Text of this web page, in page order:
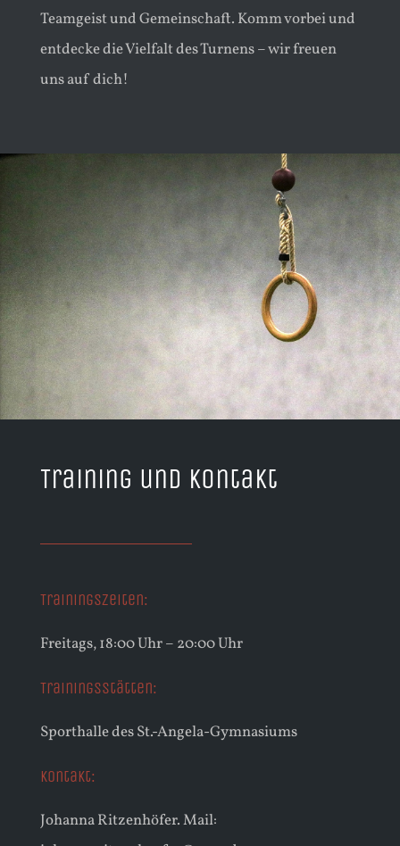
Teamgeist und Gemeinschaft. Komm vorbei und
entdecke die Vielfalt des Turnens – wir freuen
uns auf dich!
Training und Kontakt
Trainingszeiten:
Freitags, 18:00 Uhr – 20:00 Uhr
Trainingsstätten:
Sporthalle des St.-Angela-Gymnasiums
Kontakt:
Johanna Ritzenhöfer. Mail: